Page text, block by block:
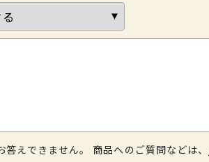
えできません。 商品へのご質問などは、